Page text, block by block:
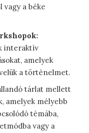
vagy a béke
interaktív
amelyek
a történelmet.
tárlat mellett
amelyek mélyebb
témába,
vagy a